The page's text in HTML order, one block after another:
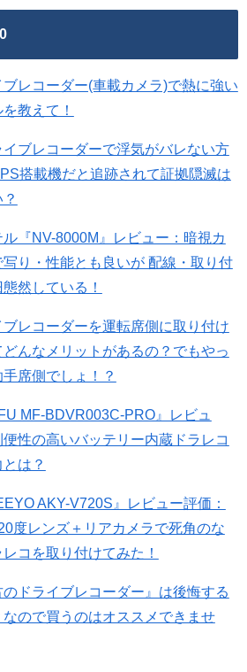
ブレコーダー(車載カメラ)で熱に強い
教えて！
イブレコーダーで浮気がバレない方
搭載機だと追跡されて証拠隠滅は
ル『NV-8000M』レビュー：暗視カ
写り・性能とも良いが 配線・取り付
然している！
ブレコーダーを運転席側に取り付け
どんなメリットがあるの？でもやっ
手席側でしょ！？
MF-BDVR003C-PRO』レビュ
便性の高いバッテリー内蔵ドラレコ
は？
AKY-V720S』レビュー評価：
度レンズ＋リアカメラで死角のな
コを取り付けてみた！
のドライブレコーダー』は後悔する
なので買うのはオススメできませ